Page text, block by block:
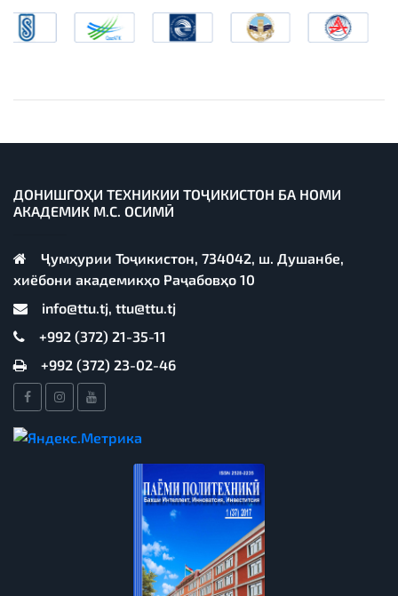
ДОНИШГОҲИ ТЕХНИКИИ ТОҶИКИСТОН БА НОМИ
АКАДЕМИК М.С. ОСИМӢ
Ҷумҳурии Тоҷикистон, 734042, ш. Душанбе,
хиёбони академикҳо Раҷабовҳо 10
info@ttu.tj, ttu@ttu.tj
+992 (372) 21-35-11
+992 (372) 23-02-46